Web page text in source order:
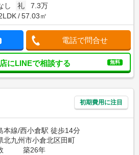
し 礼
7.3万
57.03㎡
電話で問合せ
にLINEで相談する 無料
初期費用に注目
本線/西小倉駅 徒歩14分
北九州市小倉北区田町
築26年